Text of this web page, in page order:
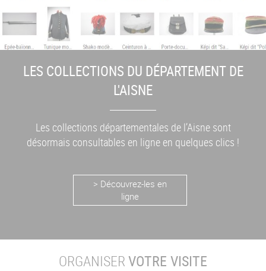
LES COLLECTIONS DU DÉPARTEMENT DE
L'AISNE
Les collections départementales de l’Aisne sont
désormais consultables en ligne en quelques clics !
> Découvrez-les en
ligne
ORGANISERVOTRE VISITE